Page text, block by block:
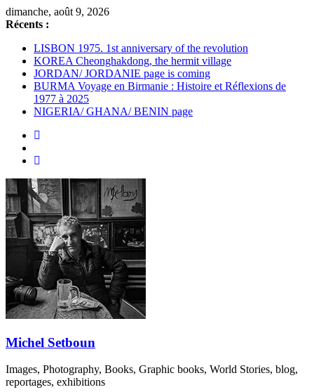
dimanche, août 9, 2026
Récents :
LISBON 1975. 1st anniversary of the revolution
KOREA Cheonghakdong, the hermit village
JORDAN/ JORDANIE page is coming
BURMA Voyage en Birmanie : Histoire et Réflexions de
1977 à 2025
NIGERIA/ GHANA/ BENIN page
Michel Setboun
Images, Photography, Books, Graphic books, World Stories, blog,
reportages, exhibitions